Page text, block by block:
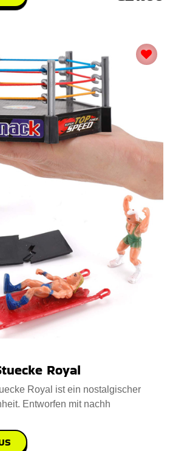
Royal
Royal ist ein nostalgischer
Entworfen mit nachh